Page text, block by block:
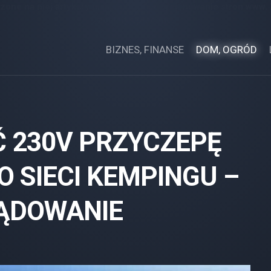
BIZNES, FINANSE DOM, OGRÓD
230V PRZYCZEPĘ
SIECI KEMPINGU –